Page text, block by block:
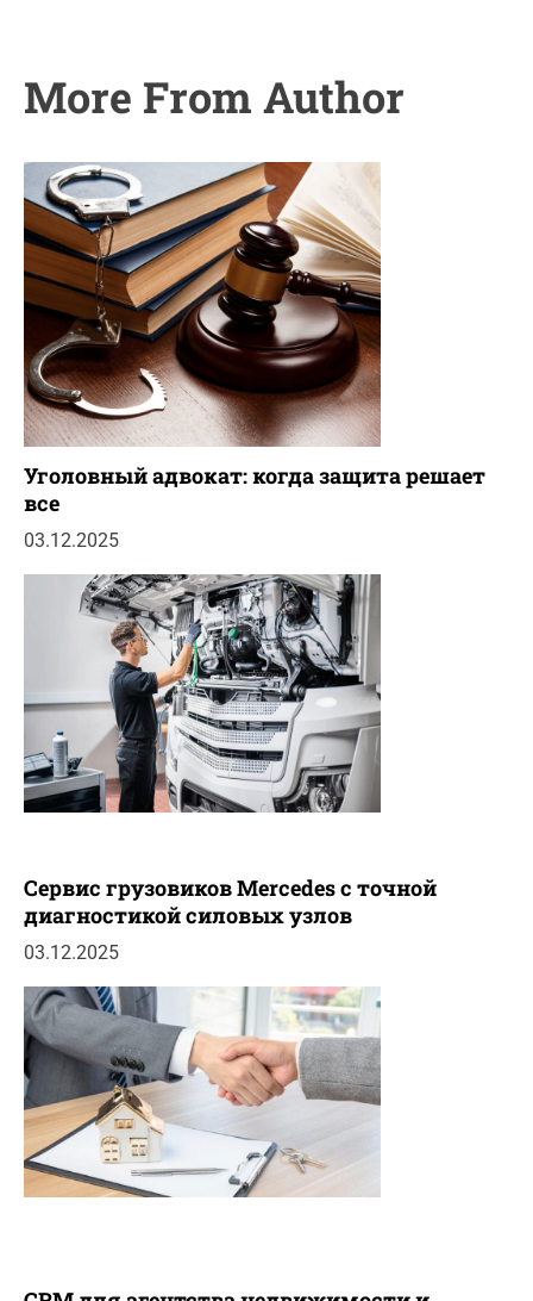
More From Author
Уголовный адвокат: когда защита решает
все
03.12.2025
Сервис грузовиков Mercedes с точной
диагностикой силовых узлов
03.12.2025